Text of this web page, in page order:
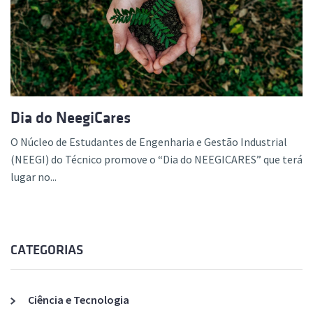
Dia do NeegiCares
O Núcleo de Estudantes de Engenharia e Gestão Industrial
(NEEGI) do Técnico promove o “Dia do NEEGICARES” que terá
lugar no...
CATEGORIAS
Ciência e Tecnologia